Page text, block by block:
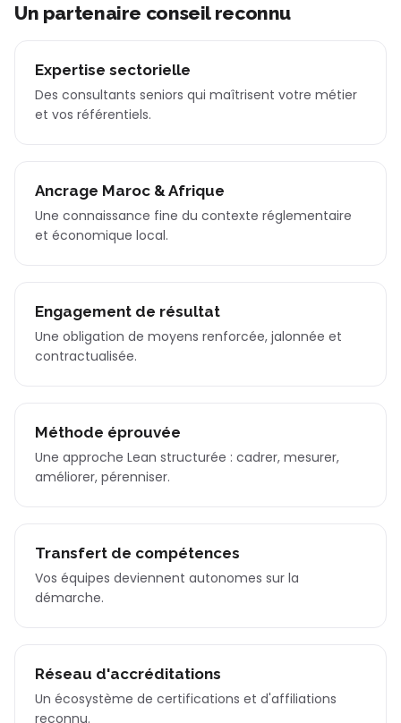
Un partenaire conseil reconnu
Expertise sectorielle
Des consultants seniors qui maîtrisent votre métier
et vos référentiels.
Ancrage Maroc & Afrique
Une connaissance fine du contexte réglementaire
et économique local.
Engagement de résultat
Une obligation de moyens renforcée, jalonnée et
contractualisée.
Méthode éprouvée
Une approche Lean structurée : cadrer, mesurer,
améliorer, pérenniser.
Transfert de compétences
Vos équipes deviennent autonomes sur la
démarche.
Réseau d'accréditations
Un écosystème de certifications et d'affiliations
reconnu.